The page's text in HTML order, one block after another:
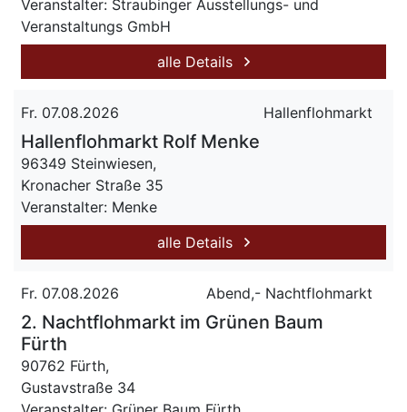
Veranstalter: Straubinger Ausstellungs- und
Veranstaltungs GmbH
alle Details
Fr. 07.08.2026 Hallenflohmarkt
Hallenflohmarkt Rolf Menke
96349 Steinwiesen,
Kronacher Straße 35
Veranstalter: Menke
alle Details
Fr. 07.08.2026 Abend,- Nachtflohmarkt
2. Nachtflohmarkt im Grünen Baum
Fürth
90762 Fürth,
Gustavstraße 34